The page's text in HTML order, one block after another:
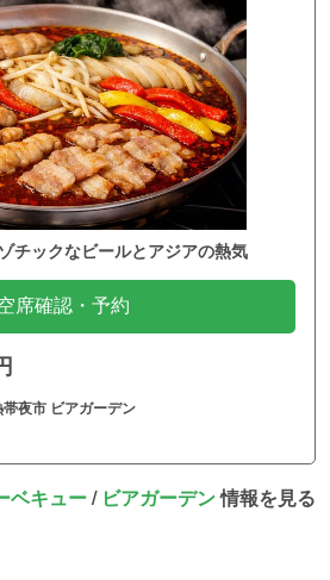
チックなビールとアジアの熱気
席確認・予約
夜市 ビアガーデン
ベキュー/ ビアガーデン情報を見る